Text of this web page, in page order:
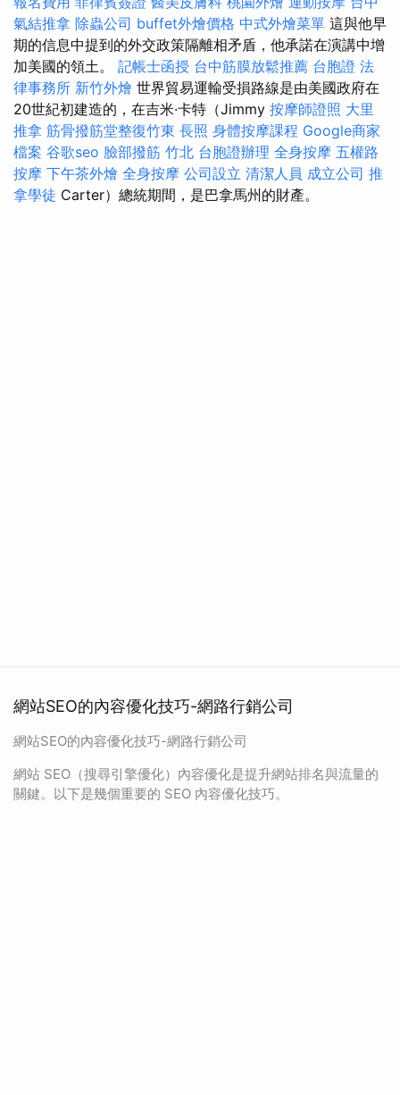
氣結推拿 除蟲公司 buffet外燴價格 中式外燴菜單 這與他早
期的信息中提到的外交政策隔離相矛盾，他承諾在演講中增
加美國的領土。 記帳士函授 台中筋膜放鬆推薦 台胞證 法
律事務所 新竹外燴 世界貿易運輸受損路線是由美國政府在
20世紀初建造的，在吉米·卡特（Jimmy 按摩師證照 大里
推拿 筋骨撥筋堂整復竹東 長照 身體按摩課程 Google商家
檔案 谷歌seo 臉部撥筋 竹北 台胞證辦理 全身按摩 五權路
按摩 下午茶外燴 全身按摩 公司設立 清潔人員 成立公司 推
拿學徒 Carter）總統期間，是巴拿馬州的財產。
網站SEO的內容優化技巧-網路行銷公司
網站SEO的內容優化技巧-網路行銷公司
網站 SEO（搜尋引擎優化）內容優化是提升網站排名與流量的
關鍵。以下是幾個重要的 SEO 內容優化技巧。